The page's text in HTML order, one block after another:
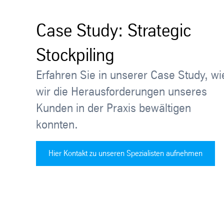
Case Study: Strategic
Stockpiling
Erfahren Sie in unserer Case Study,
wir die Herausforderungen unseres
Kunden in der Praxis bewältigen
konnten.
Hier Kontakt zu unseren Spezialisten aufnehmen